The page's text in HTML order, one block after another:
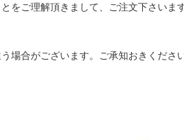
ご理解頂きまして、ご注文下さいま
合がございます。ご承知おきくださ